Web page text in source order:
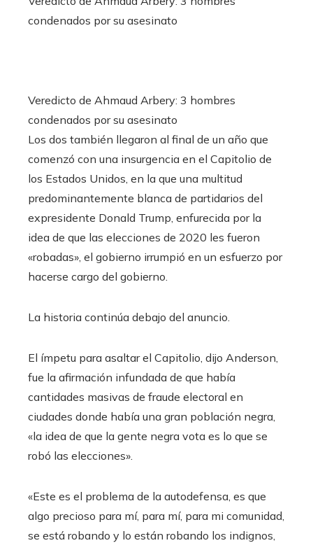
condenados por su asesinato
Veredicto de Ahmaud Arbery: 3 hombres
condenados por su asesinato
Los dos también llegaron al final de un año que
comenzó con una insurgencia en el Capitolio de
los Estados Unidos, en la que una multitud
predominantemente blanca de partidarios del
expresidente Donald Trump, enfurecida por la
idea de que las elecciones de 2020 les fueron
«robadas», el gobierno irrumpió en un esfuerzo por
hacerse cargo del gobierno.
La historia continúa debajo del anuncio.
El ímpetu para asaltar el Capitolio, dijo Anderson,
fue la afirmación infundada de que había
cantidades masivas de fraude electoral en
ciudades donde había una gran población negra,
«la idea de que la gente negra vota es lo que se
robó las elecciones».
«Este es el problema de la autodefensa, es que
algo precioso para mí, para mí, para mi comunidad,
se está robando y lo están robando los indignos,